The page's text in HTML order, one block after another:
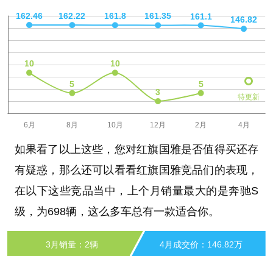
待更新
如果看了以上这些，您对红旗国雅是否值得买还存
有疑惑，那么还可以看看红旗国雅竞品们的表现，
在以下这些竞品当中，上个月销量最大的是奔驰S
级，为698辆，这么多车总有一款适合你。
3月销量：2辆 4月成交价：146.82万